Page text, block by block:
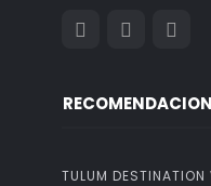
TULUM DESTINATION